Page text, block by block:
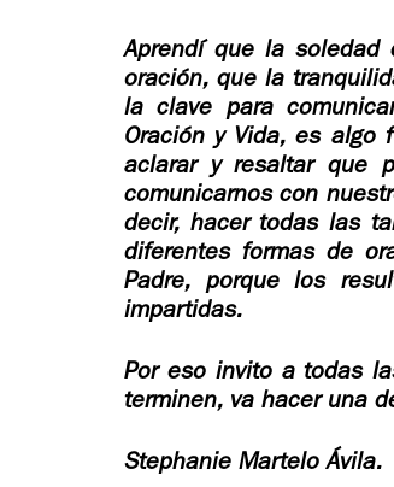
Aprendí que la soledad
oración, que la
la clave para
Oración y Vida, es algo
aclarar y resaltar que
comunicarnos con
decir, hacer todas las
diferentes formas de
Padre, porque los
impartidas.
Por eso invito a todas
terminen, va hacer una
Stephanie Martelo Ávila.